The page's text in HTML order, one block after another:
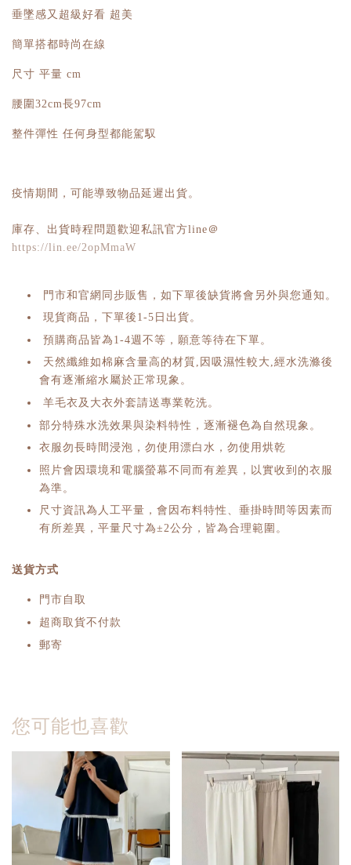
垂墜感又超級好看 超美
簡單搭都時尚在線
尺寸 平量 cm
腰圍32cm長97cm
整件彈性 任何身型都能駕馭
疫情期間，可能導致物品延遲出貨。
庫存、出貨時程問題歡迎私訊官方line＠
https://lin.ee/2opMmaW
門市和官網同步販售，如下單後缺貨將會另外與您通知。
現貨商品，下單後1-5日出貨。
預購商品皆為1-4週不等，願意等待在下單。
天然纖維如棉麻含量高的材質,因吸濕性較大,經水洗滌後
會有逐漸縮水屬於正常現象。
羊毛衣及大衣外套請送專業乾洗。
部分特殊水洗效果與染料特性，逐漸褪色為自然現象。
衣服勿長時間浸泡，勿使用漂白水，勿使用烘乾
照片會因環境和電腦螢幕不同而有差異，以實收到的衣服
為準。
尺寸資訊為人工平量，會因布料特性、垂掛時間等因素而
有所差異，平量尺寸為±2公分，皆為合理範圍。
送貨方式
門市自取
超商取貨不付款
郵寄
您可能也喜歡